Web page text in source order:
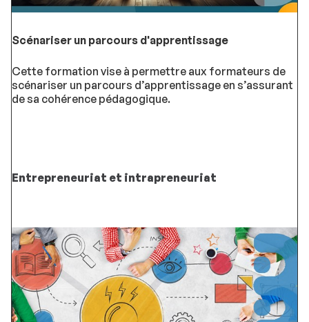
Scénariser un parcours d'apprentissage
Cette formation vise à permettre aux formateurs de
scénariser un parcours d’apprentissage en s’assurant
de sa cohérence pédagogique.
Entrepreneuriat et intrapreneuriat